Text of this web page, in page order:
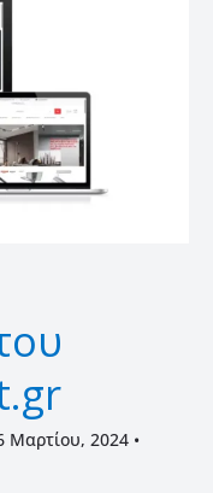
Μαρτίου, 2024 •